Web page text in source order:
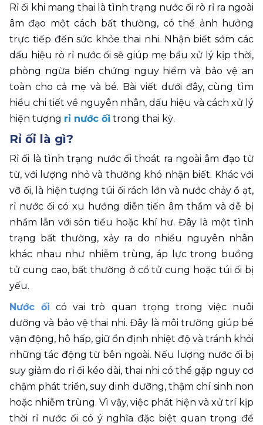
Rỉ ối khi mang thai là tình trạng nước ối rò rỉ ra ngoài
âm đạo một cách bất thường, có thể ảnh hưởng
trực tiếp đến sức khỏe thai nhi. Nhận biết sớm các
dấu hiệu rò rỉ nước ối sẽ giúp mẹ bầu xử lý kịp thời,
phòng ngừa biến chứng nguy hiểm và bảo vệ an
toàn cho cả mẹ và bé. Bài viết dưới đây, cùng tìm
hiểu chi tiết về nguyên nhân, dấu hiệu và cách xử lý
hiện tượng rỉ nước ối trong thai kỳ.
Rỉ ối là gì?
Rỉ ối là tình trạng nước ối thoát ra ngoài âm đạo từ
từ, với lượng nhỏ và thường khó nhận biết. Khác với
vỡ ối, là hiện tượng túi ối rách lớn và nước chảy ồ ạt,
rỉ nước ối có xu hướng diễn tiến âm thầm và dễ bị
nhầm lẫn với són tiểu hoặc khí hư. Đây là một tình
trạng bất thường, xảy ra do nhiều nguyên nhân
khác nhau như nhiễm trùng, áp lực trong buồng
tử cung cao, bất thường ở cổ tử cung hoặc túi ối bị
yếu.
Nước ối có vai trò quan trọng trong việc nuôi
dưỡng và bảo vệ thai nhi. Đây là môi trường giúp bé
vận động, hô hấp, giữ ổn định nhiệt độ và tránh khỏi
những tác động từ bên ngoài. Nếu lượng nước ối bị
suy giảm do rỉ ối kéo dài, thai nhi có thể gặp nguy cơ
chậm phát triển, suy dinh dưỡng, thậm chí sinh non
hoặc nhiễm trùng. Vì vậy, việc phát hiện và xử trí kịp
thời rỉ nước ối có ý nghĩa đặc biệt quan trọng để